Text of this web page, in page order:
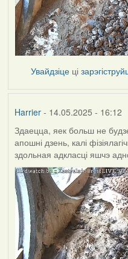
Увайдзіце ці
Harrier- 14.05.2025 - 16:12
Здаецца, яек больш не
апошні дзень, калі
здольная адкласці яшчэ